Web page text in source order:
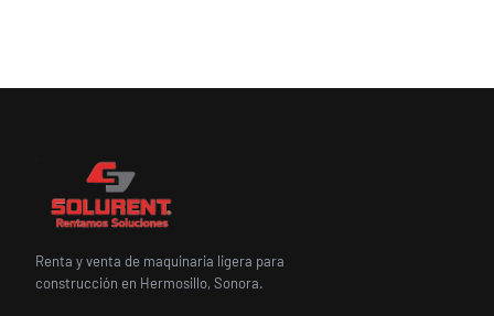
Renta y venta de maquinaria ligera para
construcción en Hermosillo, Sonora.